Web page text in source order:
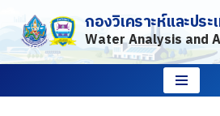
Skip
to
กองวิเคราะห์และปร
Water Analysis and